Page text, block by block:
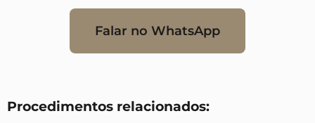
Falar no WhatsApp
Procedimentos relacionados: